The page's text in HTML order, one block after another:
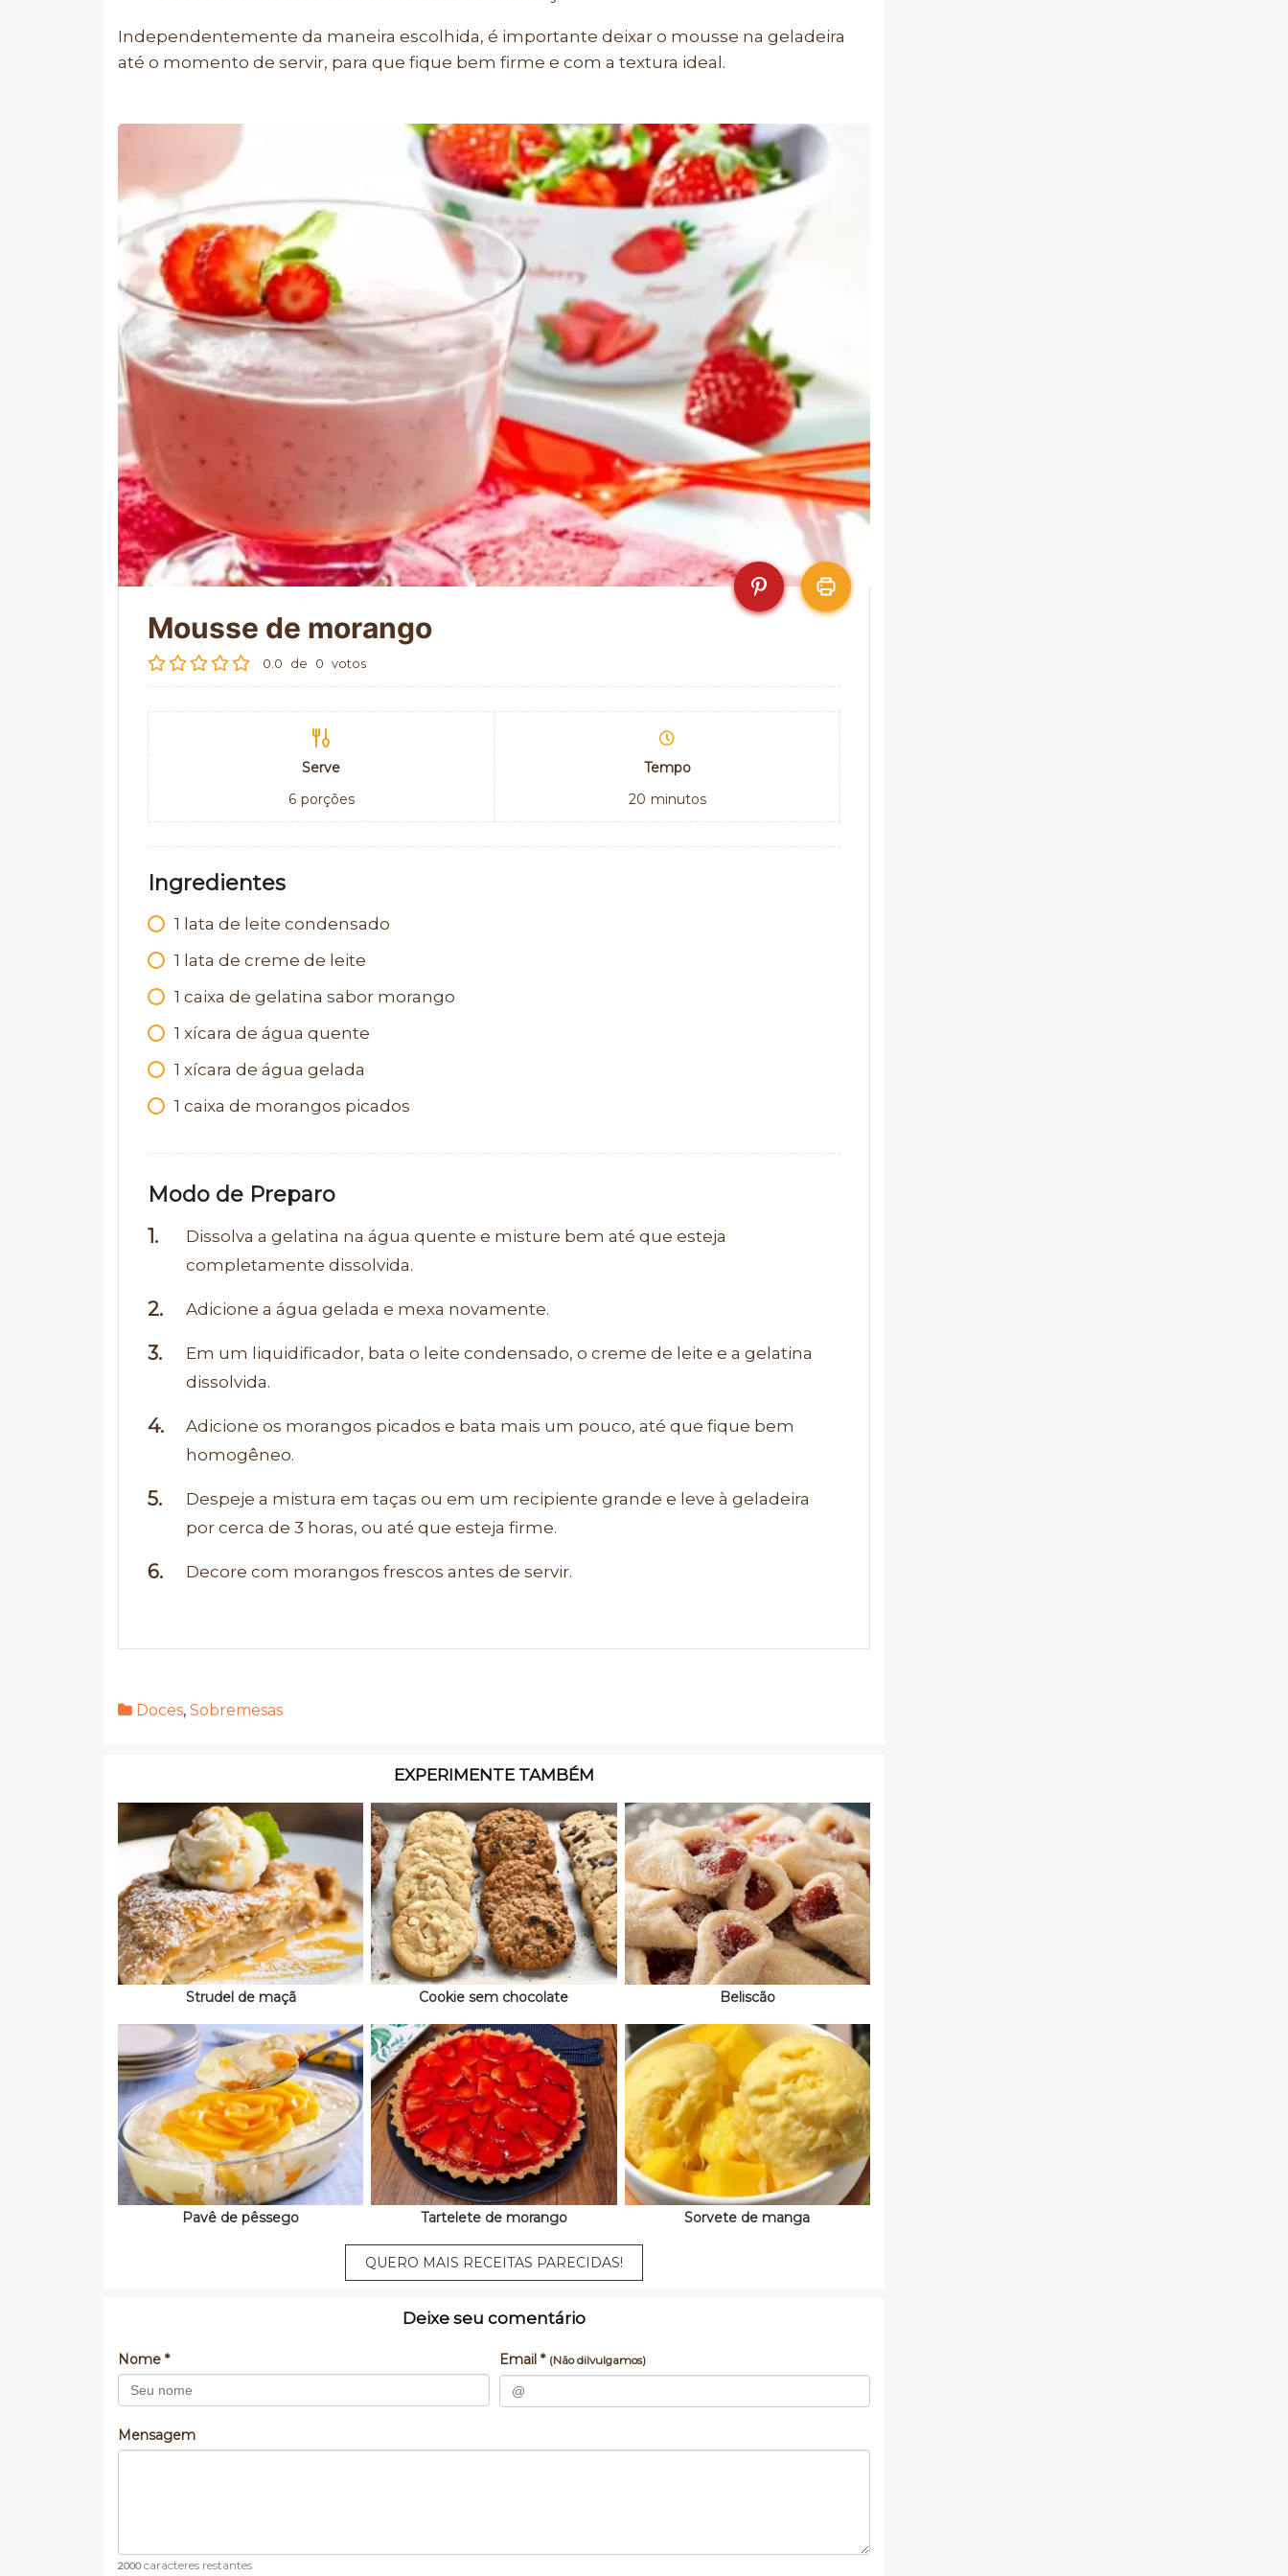
Independentemente da maneira escolhida, é importante deixar o mousse na geladeira
até o momento de servir, para que fique bem firme e com a textura ideal.
Mousse de morango
0.0 de 0 votos
Serve
6 porções
Tempo
20 minutos
Ingredientes
1 lata de leite condensado
1 lata de creme de leite
1 caixa de gelatina sabor morango
1 xícara de água quente
1 xícara de água gelada
1 caixa de morangos picados
Modo de Preparo
Dissolva a gelatina na água quente e misture bem até que esteja
completamente dissolvida.
Adicione a água gelada e mexa novamente.
Em um liquidificador, bata o leite condensado, o creme de leite e a gelatina
dissolvida.
Adicione os morangos picados e bata mais um pouco, até que fique bem
homogêneo.
Despeje a mistura em taças ou em um recipiente grande e leve à geladeira
por cerca de 3 horas, ou até que esteja firme.
Decore com morangos frescos antes de servir.
Doces, Sobremesas
EXPERIMENTE TAMBÉM
Strudel de maçã Cookie sem chocolate Beliscão
Pavê de pêssego Tartelete de morango Sorvete de manga
QUERO MAIS RECEITAS PARECIDAS!
Deixe seu comentário
Nome * Email * (Não dilvulgamos)
Mensagem
2000caracteres restantes